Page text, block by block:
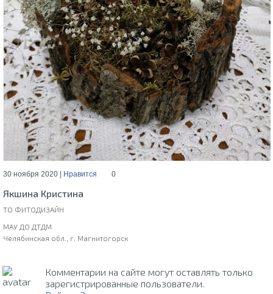
30 ноября 2020 | Нравится 0
Якшина Кристина
ТО ФИТОДИЗАЙН
МАУ ДО ДТДМ
Челябинская обл., г. Магнитогорск
Комментарии на сайте могут оставлять только
зарегистрированные пользователи.